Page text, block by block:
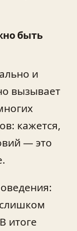
быть
и
вызывает
кажется,
— это
итоге